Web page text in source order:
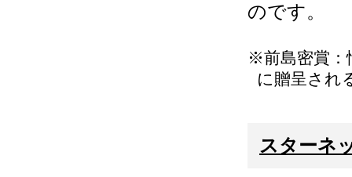
のです。
※前島密賞：
に贈呈され
スターネ